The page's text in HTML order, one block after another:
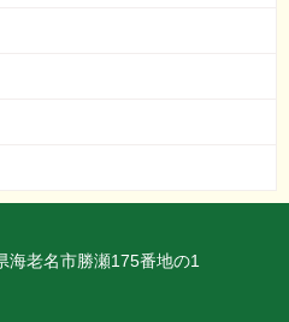
海老名市勝瀬175番地の1